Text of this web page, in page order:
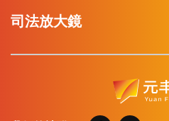
司法放大鏡